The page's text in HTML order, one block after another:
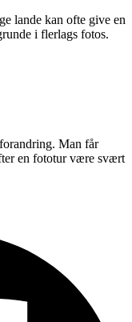
lande kan ofte give en
i flerlags fotos.
Man får
en fototur være svært